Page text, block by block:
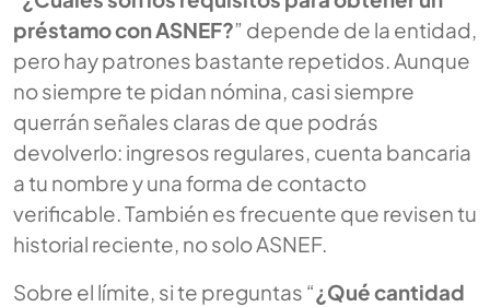
préstamo con ASNEF?” depende de la entidad,
pero hay patrones bastante repetidos. Aunque
no siempre te pidan nómina, casi siempre
querrán señales claras de que podrás
devolverlo: ingresos regulares, cuenta bancaria
a tu nombre y una forma de contacto
verificable. También es frecuente que revisen tu
historial reciente, no solo ASNEF.
Sobre el límite, si te preguntas “¿Qué cantidad